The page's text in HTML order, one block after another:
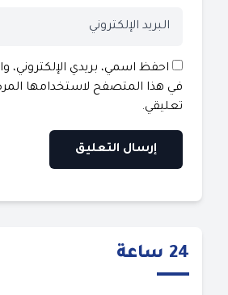
احفظ اسمي، بريدي الإلكتروني،
في هذا المتصفح لاستخدامها
تعليقي.
24 ساعة